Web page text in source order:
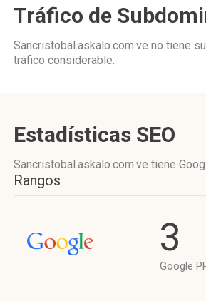
Tráfico de
Sancristobal.askalo.com.ve no tiene
tráfico considerable.
Estadísticas SEO
Sancristobal.askalo.com.ve tiene
Rangos
3
Google